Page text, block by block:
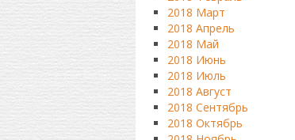
2018 Март
2018 Апрель
2018 Май
2018 Июнь
2018 Июль
2018 Август
2018 Сентябрь
2018 Октябрь